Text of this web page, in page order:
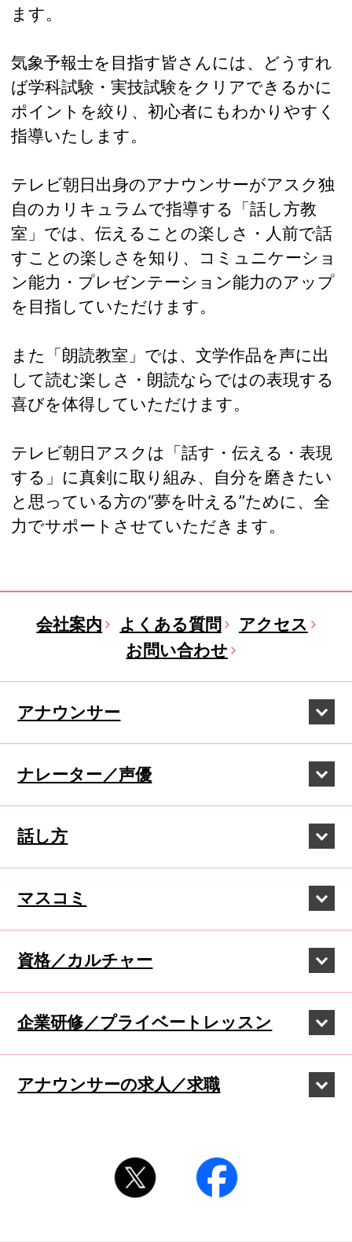
ます。
気象予報士を目指す皆さんには、どうすれ
ば学科試験・実技試験をクリアできるかに
ポイントを絞り、初心者にもわかりやすく
指導いたします。
テレビ朝日出身のアナウンサーがアスク独
自のカリキュラムで指導する「話し方教
室」では、伝えることの楽しさ・人前で話
すことの楽しさを知り、コミュニケーショ
ン能力・プレゼンテーション能力のアップ
を目指していただけます。
また「朗読教室」では、文学作品を声に出
して読む楽しさ・朗読ならではの表現する
喜びを体得していただけます。
テレビ朝日アスクは「話す・伝える・表現
する」に真剣に取り組み、自分を磨きたい
と思っている方の“夢を叶える”ために、全
力でサポートさせていただきます。
会社案内 よくある質問
アクセス
お問い合わせ
アナウンサー
ナレーター／声優
話し方
マスコミ
資格／カルチャー
企業研修／プライベートレッスン
アナウンサーの求人／求職